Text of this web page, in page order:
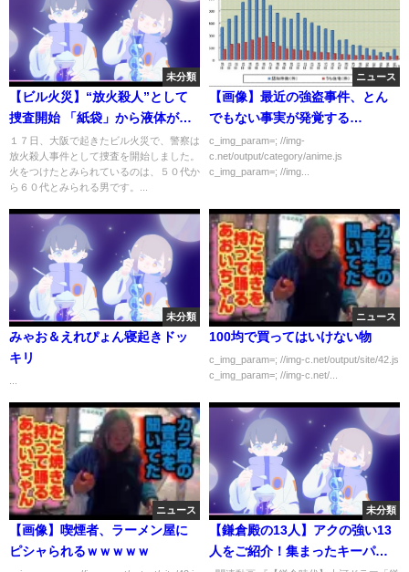
未分類
【ビル火災】“放火殺人”として
捜査開始 「紙袋」から液体が…
２４人が死亡 大阪・北新地
１７日、大阪で起きたビル火災で、警察は
放火殺人事件として捜査を開始しました。
火をつけたとみられているのは、５０代か
ら６０代とみられる男です。...
ニュース
【画像】最近の強盗事件、とん
でもない事実が発覚する…
c_img_param=; //img-
c.net/output/category/anime.js
c_img_param=; //img...
未分類
みゃお＆えれぴょん寝起きドッ
キリ
ニュース
100均で買ってはいけない物
c_img_param=; //img-c.net/output/site/42.js
c_img_param=; //img-c.net/...
ニュース
【画像】喫煙者、ラーメン屋に
ピシャられるｗｗｗｗｗ
未分類
【鎌倉殿の13人】アクの強い13
人をご紹介！集まったキーパー